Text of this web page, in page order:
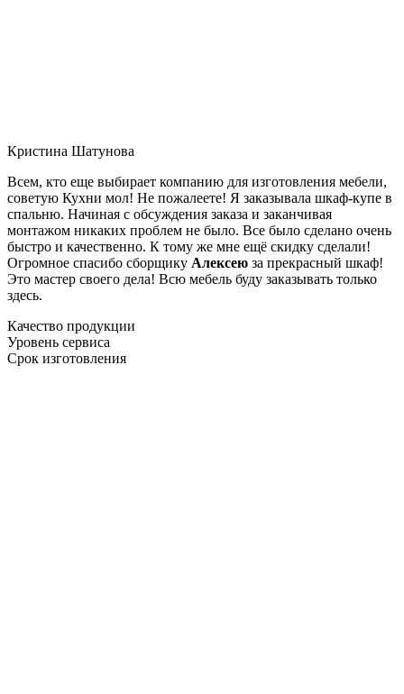
Кристина Шатунова
Всем, кто еще выбирает компанию для изготовления мебели,
советую Кухни мол! Не пожалеете! Я заказывала шкаф-купе в
спальню. Начиная с обсуждения заказа и заканчивая
монтажом никаких проблем не было. Все было сделано очень
быстро и качественно. К тому же мне ещё скидку сделали!
Огромное спасибо сборщику Алексею за прекрасный шкаф!
Это мастер своего дела! Всю мебель буду заказывать только
здесь.
Качество продукции
Уровень сервиса
Срок изготовления